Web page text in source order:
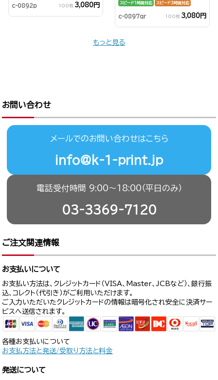
c-0892p 100枚 3,080円 スピード1時間対応 スピード3時間対応
c-0897qr 100枚 3,080円
もっと見る
お問い合わせ
メールでのお問い合わせはこちら
info@k-1-print.jp
電話受付時間 9:00〜18:00（平日のみ）
03-3369-7120
ご注文関連情報
お支払いについて
お支払い方法は、クレジットカード（VISA、Master、JCBなど）、銀行振
込、コレクト（代引き）がご利用いただけます。
ご入力いただいたクレジットカードの情報は暗号化され安全に決済サー
ビスへ送信されます。
各種お支払いについて
お支払方法と発送/受取り方法と料金
発送について